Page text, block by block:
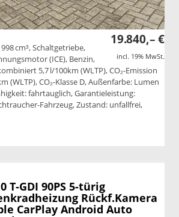
19.840,– €
incl. 19% MwSt.
cm³, Schaltgetriebe,
(ICE), Benzin,
5,7 l/100km (WLTP), CO₂-Emission
(WLTP), CO₂-Klasse D, Außenfarbe: Lumen
fahrtauglich, Garantieleistung:
Fahrzeug, Zustand: unfallfrei,
drucken
T-GDI 90PS 5-türig
Rückf.Kamera
CarPlay Android Auto